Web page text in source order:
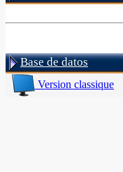
Base de datos
Version classique